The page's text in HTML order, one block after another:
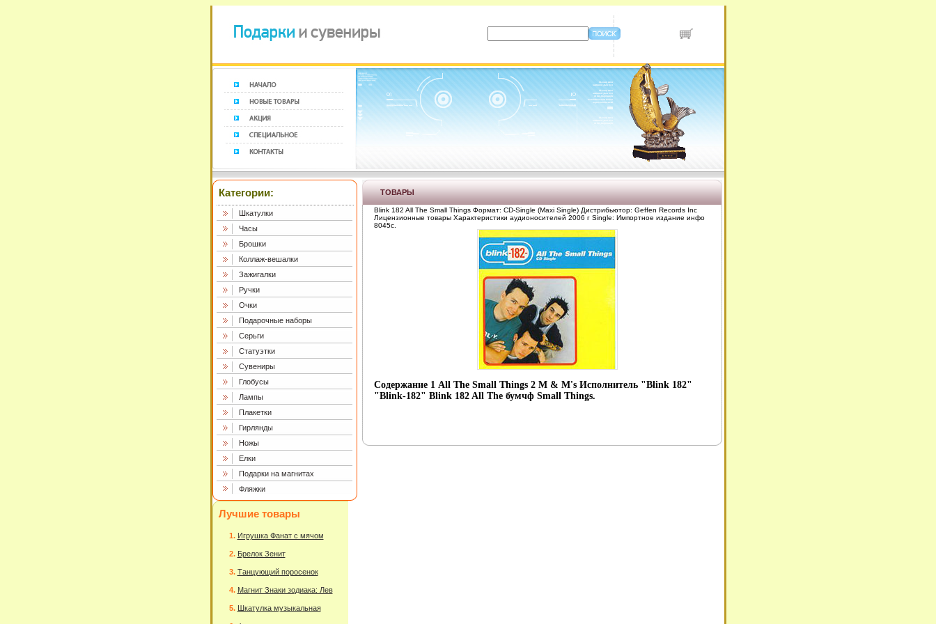
Категории:
Шкатулки
Часы
Брошки
Коллаж-вешалки
Зажигалки
Ручки
Очки
Подарочные наборы
Серьги
Статуэтки
Сувениры
Глобусы
Лампы
Плакетки
Гирлянды
Ножы
Елки
Подарки на магнитах
Фляжки
Лучшие товары
Игрушка Фанат с мячом
Брелок Зенит
Танцующий поросенок
Магнит Знаки зодиака: Лев
Шкатулка музыкальная
ТОВАРЫ
Blink 182 All The Small Things Формат: CD-Single (Maxi Single) Дистрибьютор: Geffen Records Inc
Лицензионные товары Характеристики аудионосителей 2006 г Single: Импортное издание инфо
8045c.
Содержание 1 All The Small Things 2 M & M's Исполнитель "Blink 182"
"Blink-182" Blink 182 All The бумчф Small Things.